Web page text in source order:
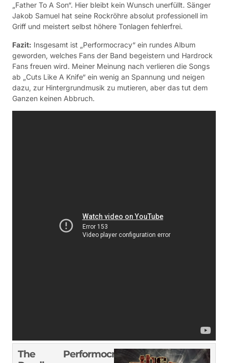
„Father To A Son“. Hier bleibt kein Wunsch unerfüllt. Sänger
Jakob Samuel hat seine Rockröhre absolut professionell im
Griff und meistert selbst höhere Tonlagen fehlerfrei.
Fazit: Insgesamt ist „Performocracy“ ein rundes Album
geworden, welches Fans der Band begeistern und Hardrock
Fans freuen wird. Meiner Meinung nach verlieren die Songs
ab „Cuts Like A Knife“ ein wenig an Spannung und neigen
dazu, zur Hintergrundmusik zu mutieren, aber das tut dem
Ganzen keinen Abbruch.
The
Performocracy